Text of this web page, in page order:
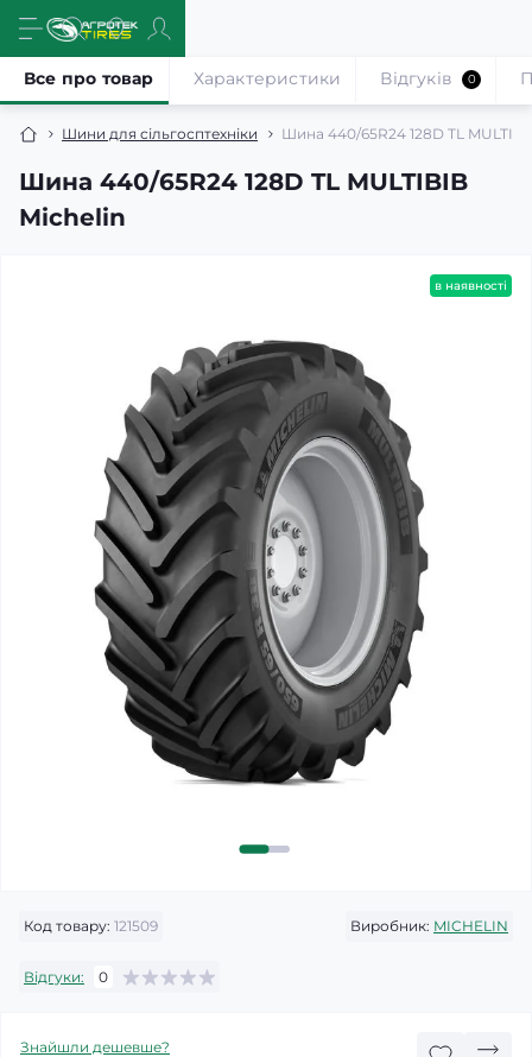
Шини для сільгосптехніки Шина 440/65R24 128D TL
Шина 440/65R24 128D TL MULTIBIB
Michelin
Все про товар Характеристики Відгуків 0
в наявності
Код товару: 121509 Виробник: MICHELIN
Відгуки: 0
Знайшли дешевше?